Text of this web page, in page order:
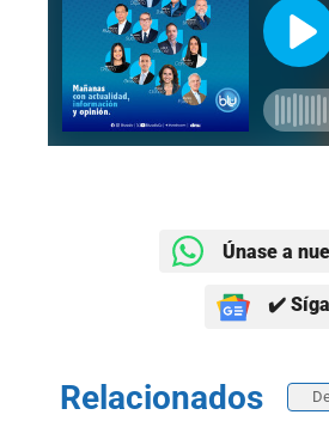
Únase a
✔️
Relacionados